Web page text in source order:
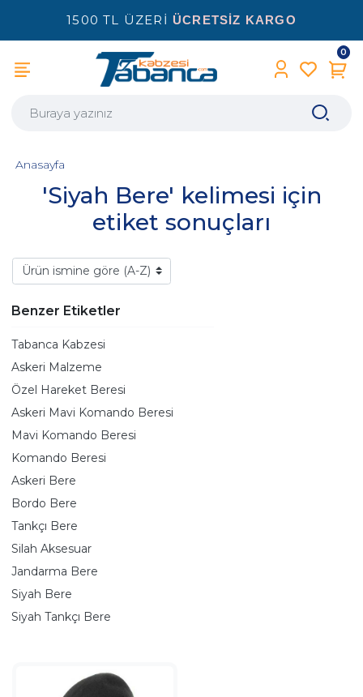
1500 TL ÜZERİ ÜCRETSİZ KARGO
0
'Siyah Bere' kelimesi için
etiket sonuçları
Anasayfa
Benzer Etiketler
Tabanca Kabzesi
Askeri Malzeme
Özel Hareket Beresi
Askeri Mavi Komando Beresi
Mavi Komando Beresi
Komando Beresi
Askeri Bere
Bordo Bere
Tankçı Bere
Silah Aksesuar
Jandarma Bere
Siyah Bere
Siyah Tankçı Bere